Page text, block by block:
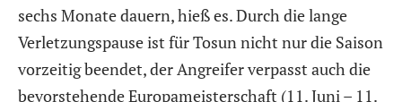
sechs Monate dauern, hieß es. Durch die lange
Verletzungspause ist für Tosun nicht nur die Saison
vorzeitig beendet, der Angreifer verpasst auch die
bevorstehende Europameisterschaft (11. Juni – 11.